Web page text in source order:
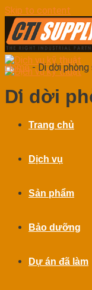
Skip to content
Trang chủ
Dịch vụ
Sản phẩm
Bảo dưỡng
Dự án đã làm
Home-Di dời phòng
Di dời